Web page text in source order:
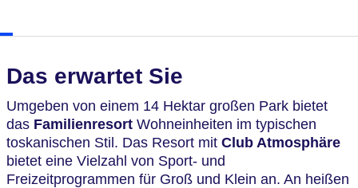
Das erwartet Sie
Umgeben von einem 14 Hektar großen Park bietet
das Familienresort Wohneinheiten im typischen
toskanischen Stil. Das Resort mit Club Atmosphäre
bietet eine Vielzahl von Sport- und
Freizeitprogrammen für Groß und Klein an. An heißen